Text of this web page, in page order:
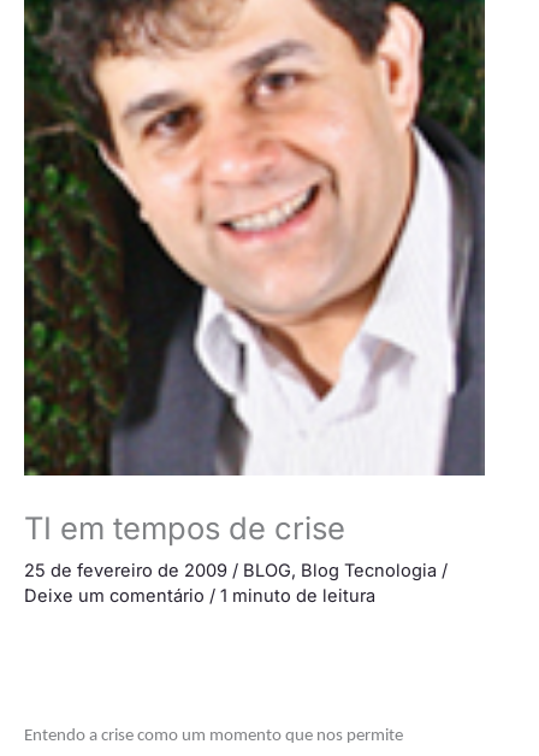
TI em tempos de crise
25 de fevereiro de 2009 / BLOG, Blog Tecnologia /
Deixe um comentário / 1 minuto de leitura
Entendo a crise como um momento que nos permite